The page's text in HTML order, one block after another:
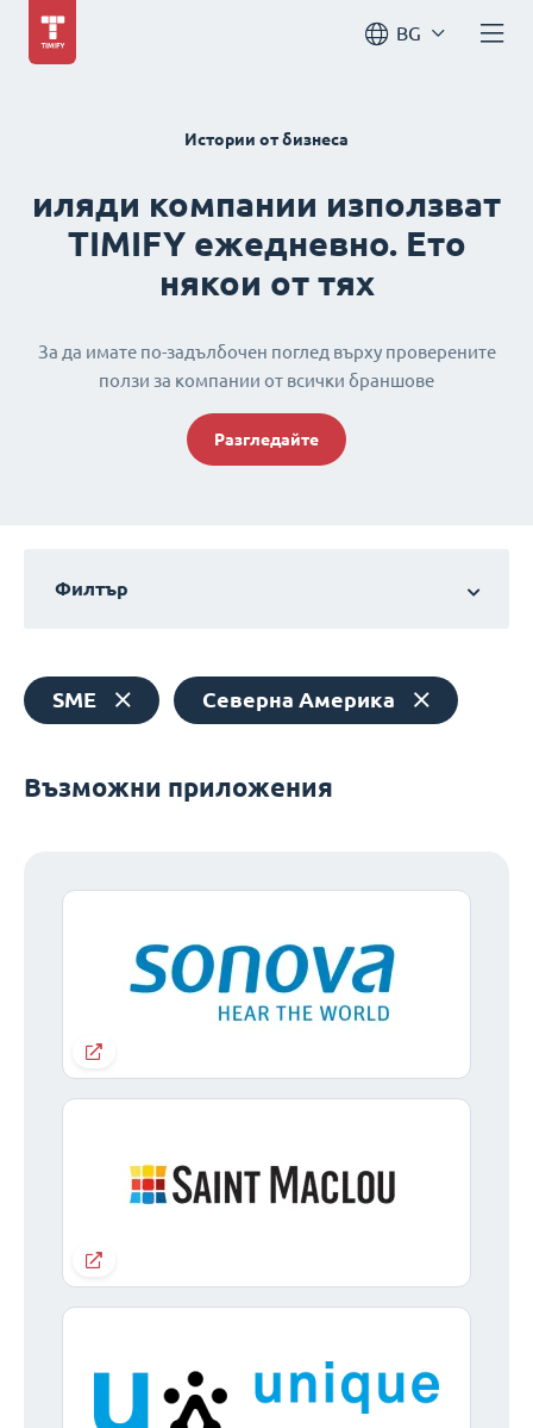
BG
Истории от бизнеса
иляди компании използват
TIMIFY ежедневно. Ето
някои от тях
За да имате по-задълбочен поглед върху проверените
ползи за компании от всички браншове
Разгледайте
Филтър
SME Северна Америка
Възможни приложения